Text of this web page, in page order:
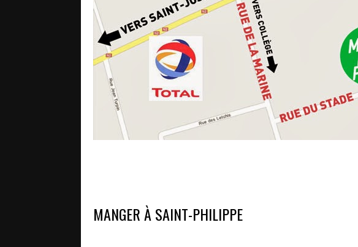
MANGER À SAINT-PHILIPPE